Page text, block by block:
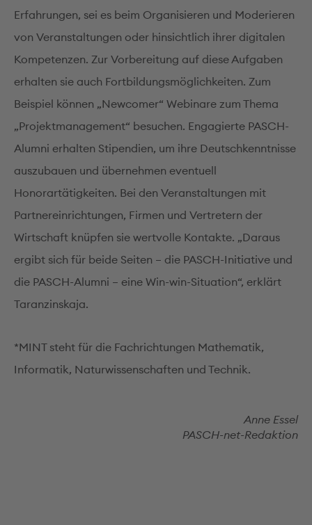
Erfahrungen, sei es beim Organisieren und Moderieren
von Veranstaltungen oder hinsichtlich ihrer digitalen
Kompetenzen. Zur Vorbereitung auf diese Aufgaben
erhalten sie auch Fortbildungsmöglichkeiten. Zum
Beispiel können „Newcomer“ Webinare zum Thema
„Projektmanagement“ besuchen. Engagierte PASCH-
Alumni erhalten Stipendien, um ihre Deutschkenntnisse
auszubauen und übernehmen eventuell
Honorartätigkeiten. Bei den Veranstaltungen mit
Partnereinrichtungen, Firmen und Vertretern der
Wirtschaft knüpfen sie wertvolle Kontakte. „Daraus
ergibt sich für beide Seiten – die PASCH-Initiative und
die PASCH-Alumni – eine Win-win-Situation“, erklärt
Taranzinskaja.
*MINT steht für die Fachrichtungen Mathematik,
Informatik, Naturwissenschaften und Technik.
Anne Essel
PASCH-net-Redaktion